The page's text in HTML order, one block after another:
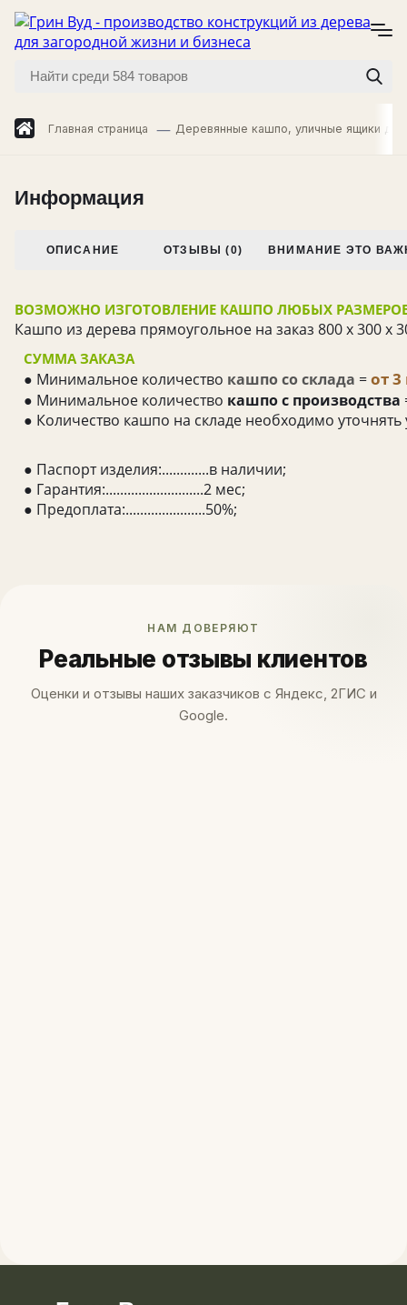
Главная страница Деревянные кашпо, уличные ящики для
Информация
ОПИСАНИЕ ОТЗЫВЫ (0) ВНИМАНИЕ ЭТО
ВОЗМОЖНО ИЗГОТОВЛЕНИЕ КАШПО ЛЮБЫХ
Кашпо из дерева прямоугольное на заказ 800 х 300 х
СУММА ЗАКАЗА
● Минимальное количество кашпо со склада =от
● Минимальное количество кашпо с производства
● Количество кашпо на складе необходимо
● Паспорт изделия:.............в наличии;
● Гарантия:...........................2 мес;
● Предоплата:......................50%;
НАМ ДОВЕРЯЮТ
Реальные отзывы клиентов
Оценки и отзывы наших заказчиков с Яндекс, 2ГИС и
Google.